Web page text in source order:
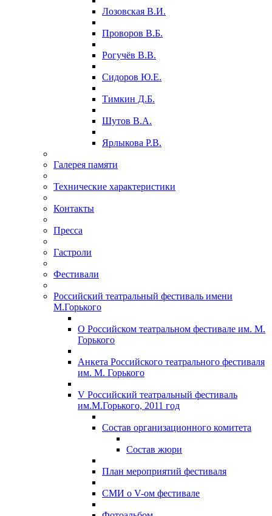
Лозовская В.И.
Проворов В.Б.
Рогучёв В.В.
Сидоров Ю.Е.
Тимкин Д.Б.
Шутов В.А.
Ярлыкова Р.В.
Галерея памяти
Технические характеристики
Контакты
Пресса
Гастроли
Фестивали
Российский театральный фестиваль имени
М.Горького
О Российском театральном фестивале им. М.
Горького
Анкета Российского театрального фестиваля
им. М. Горького
V Российский театральный фестиваль
им.М.Горького, 2011 год
Состав организационного комитета
Состав жюри
План мероприятий фестиваля
СМИ о V-ом фестивале